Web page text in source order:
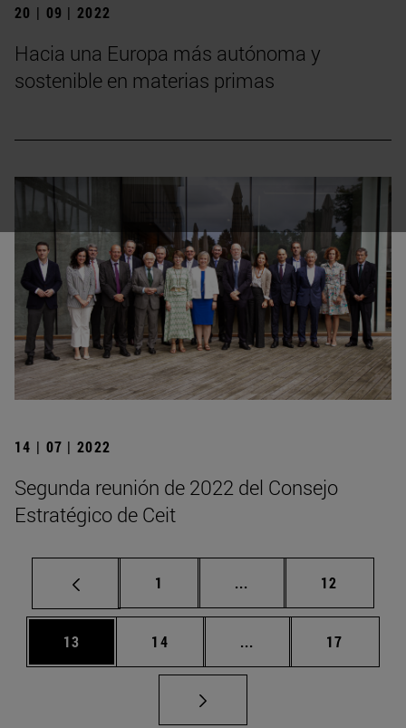
20 | 09 | 2022
Hacia una Europa más autónoma y
sostenible en materias primas
14 | 07 | 2022
Segunda reunión de 2022 del Consejo
Estratégico de Ceit
Página
1 ... Páginas intermedias
Página
12
Página
13 Página
14 ... Páginas intermedias
Página
17